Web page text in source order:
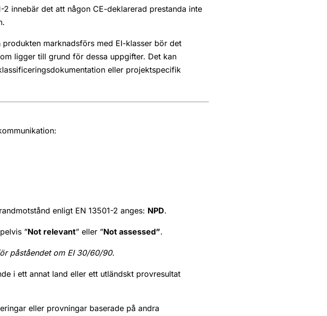
innebär det att någon CE-deklarerad prestanda inte
marknadsförs med EI-klasser bör det
ligger till grund för dessa uppgifter. Det kan
eller projektspecifik
enligt EN 13501-2 anges: NPD.
”Not relevant” eller ”Not assessed”.
påståendet om EI 30/60/90.
i ett annat land eller ett utländskt provresultat
eller provningar baserade på andra